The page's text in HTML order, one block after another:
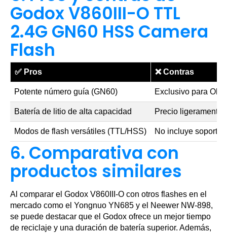
Godox V860III-O TTL
2.4G GN60 HSS Camera
Flash
✅ Pros ❌Contras
Potente número guía (GN60) Exclusivo para
Batería de litio de alta capacidad Precio ligeramente
Modos de flash versátiles (TTL/HSS) No incluye
6. Comparativa con
productos similares
Al comparar el Godox V860III-O con otros flashes en el
mercado como el Yongnuo YN685 y el Neewer NW-898,
se puede destacar que el Godox ofrece un mejor tiempo
de reciclaje y una duración de batería superior. Además,